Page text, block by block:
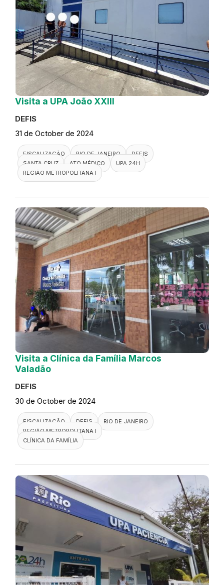
Visita a UPA João XXIII
DEFIS
31 de October de 2024
FISCALIZAÇÃO RIO DE JANEIRO
DEFIS
SANTA CRUZ
ATO MÉDICO
UPA 24H
REGIÃO METROPOLITANA I
Visita a Clínica da Família Marcos
Valadão
DEFIS
30 de October de 2024
FISCALIZAÇÃO DEFIS
RIO DE JANEIRO
REGIÃO METROPOLITANA I
CLÍNICA DA FAMÍLIA